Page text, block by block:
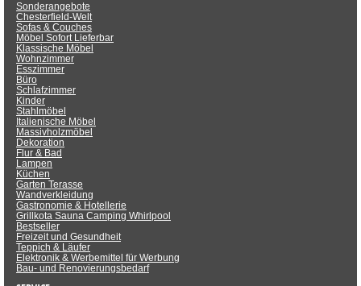
Sonderangebote
Chesterfield-Welt
Sofas & Couches
Möbel Sofort Lieferbar
Klassische Möbel
Wohnzimmer
Esszimmer
Büro
Schlafzimmer
Kinder
Stahlmöbel
Italienische Möbel
Massivholzmöbel
Dekoration
Flur & Bad
Lampen
Küchen
Garten Terasse
Wandverkleidung
Gastronomie & Hotellerie
Grillkota Sauna Camping Whirlpool
Bestseller
Freizeit und Gesundheit
Teppich & Läufer
Elektronik & Werbemittel für Werbung
Bau- und Renovierungsbedarf